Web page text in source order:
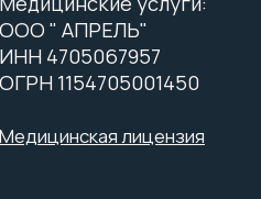
сайте, носит
и не
ГК РФ).